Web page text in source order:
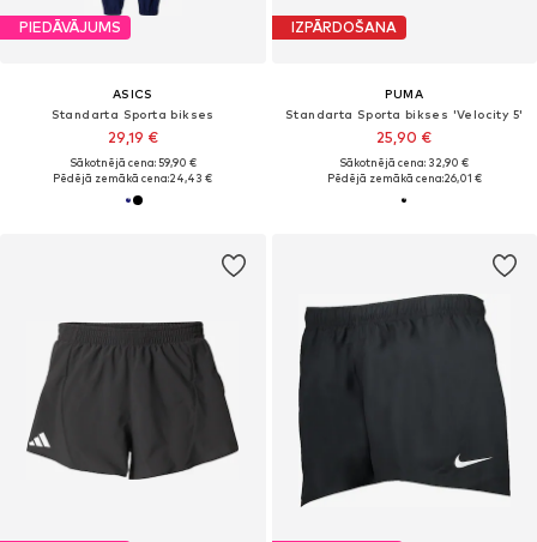
PIEDĀVĀJUMS
ASICS
Standarta Sporta bikses
29,19 €
Sākotnējā cena: 59,90 €
Pēdējā zemākā cena:24,43 €
IZPĀRDOŠANA
PUMA
Standarta Sporta bikses 'Velocity 5'
25,90 €
Sākotnējā cena: 32,90 €
Pēdējā zemākā cena:26,01 €